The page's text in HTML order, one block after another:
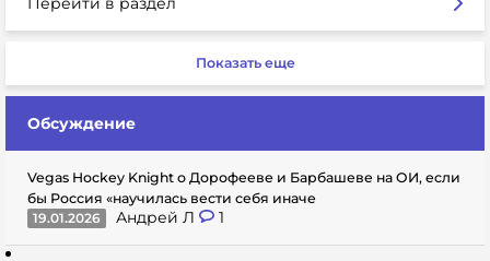
Показать еще
Обсуждение
Vegas Hockey Knight о Дорофееве и Барбашеве на ОИ, если
бы Россия «научилась вести себя иначе
19.01.2026
Андрей Л 1